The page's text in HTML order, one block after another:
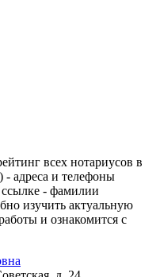
всех нотариусов в
- адреса и телефоны
- фамилии
изучить актуальную
и ознакомится с